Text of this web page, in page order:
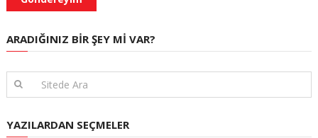
ARADIĞINIZ BIR ŞEY MI VAR?
YAZILARDAN SEÇMELER